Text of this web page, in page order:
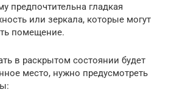
предпочтительна гладкая
или зеркала, которые могут
помещение.
в раскрытом состоянии будет
место, нужно предусмотреть